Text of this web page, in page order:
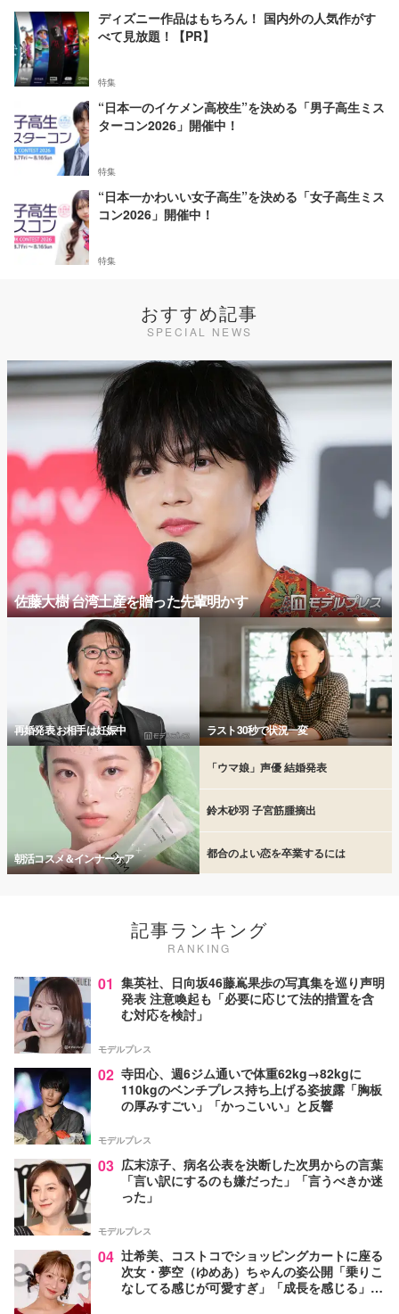
ディズニー作品はもちろん！ 国内外の人気作がす
べて見放題！【PR】
特集
“日本一のイケメン高校生”を決める「男子高生ミス
ターコン2026」開催中！
特集
“日本一かわいい女子高生”を決める「女子高生ミス
コン2026」開催中！
特集
おすすめ記事
SPECIAL NEWS
佐藤大樹 台湾土産を贈った先輩明かす
再婚発表 お相手は妊娠中 ラスト30秒で状況一変
朝活コスメ＆インナーケア
「ウマ娘」声優 結婚発表
鈴木砂羽 子宮筋腫摘出
都合のよい恋を卒業するには
記事ランキング
RANKING
01 集英社、日向坂46藤嶌果歩の写真集を巡り声明
発表 注意喚起も「必要に応じて法的措置を含
む対応を検討」
モデルプレス
02 寺田心、週6ジム通いで体重62kg→82kgに
110kgのベンチプレス持ち上げる姿披露「胸板
の厚みすごい」「かっこいい」と反響
モデルプレス
03 広末涼子、病名公表を決断した次男からの言葉
「言い訳にするのも嫌だった」「言うべきか迷
った」
モデルプレス
04 辻希美、コストコでショッピングカートに座る
次女・夢空（ゆめあ）ちゃんの姿公開「乗りこ
なしてる感じが可愛すぎ」「成長を感じる」の